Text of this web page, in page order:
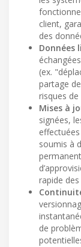
client,
des
Données
(ex.
partage
risques de
Mises à
signées,
soumis à
rapide
de